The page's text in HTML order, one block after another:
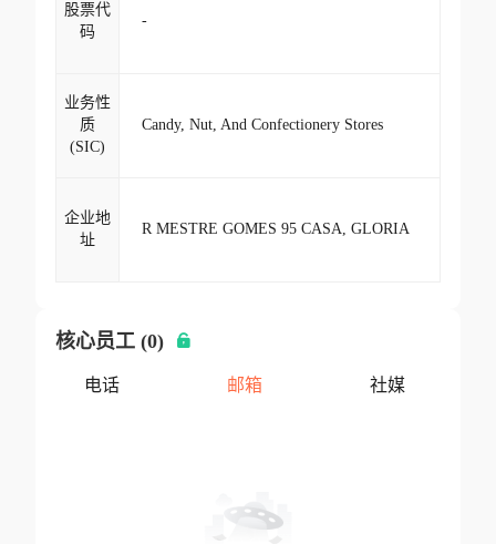
股票代
码
-
业务性
质
(SIC)
Candy, Nut, And Confectionery Stores
企业地
址
R MESTRE GOMES 95 CASA, GLORIA
核心员工 (0)
电话 邮箱 社媒